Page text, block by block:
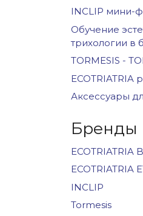
INCLIP мини-
Обучение
трихологии в
TORMESIS -
ECOTRIATRIA
Аксессуары
Бренды
ECOTRIATRIA
ECOTRIATRIA
INCLIP
Tormesis